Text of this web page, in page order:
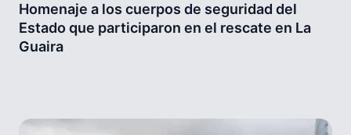
Homenaje a los cuerpos de seguridad del
Estado que participaron en el rescate en La
Guaira